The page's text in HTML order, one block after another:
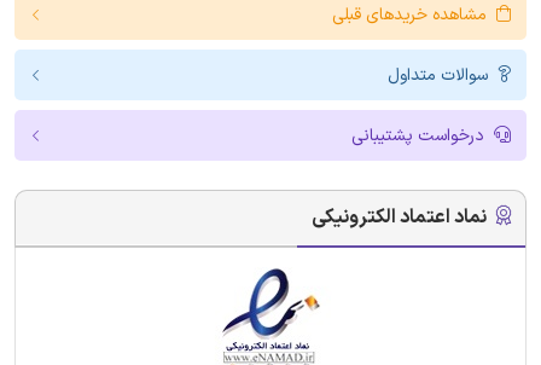
مشاهده خریدهای قبلی
سوالات متداول
درخواست پشتیبانی
نماد اعتماد الکترونیکی